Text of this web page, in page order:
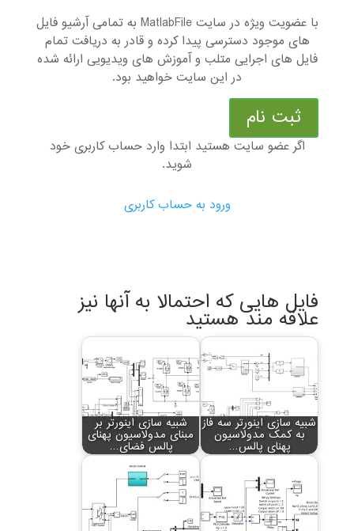
با عضویت ویژه در سایت MatlabFile به تمامی آرشیو فایل
های موجود دسترسی پیدا کرده و قادر به دریافت تمام
فایل های اجرایی متلب و آموزش های ویدیویی ارائه شده
در این سایت خواهید بود.
ثبت نام
اگر عضو سایت هستید ابتدا وارد حساب کاربری خود
شوید.
ورود به حساب کاربری
فایل هایی که احتمالا به آنها نیز
علاقه مند هستید
شبیه سازی اینورتر سه فاز
به کمک مدولاسیون
پهنای پالس…
شبیه سازی اینورتر بر
مبنای مدولاسیون پهنای
پالس فضای…